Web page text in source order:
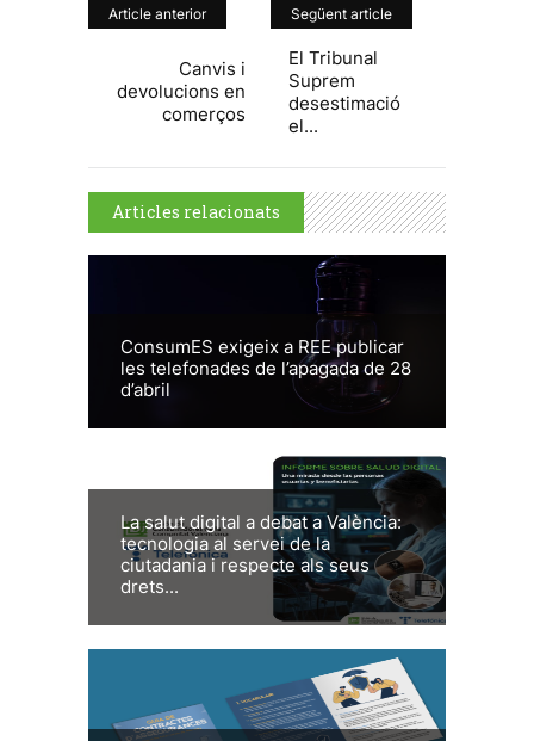
Article anterior
Canvis i
devolucions en
comerços
Següent article
El Tribunal
Suprem
desestimació
el...
Articles relacionats
ConsumES exigeix a REE publicar
les telefonades de l’apagada de 28
d’abril
La salut digital a debat a València:
tecnologia al servei de la
ciutadania i respecte als seus
drets...